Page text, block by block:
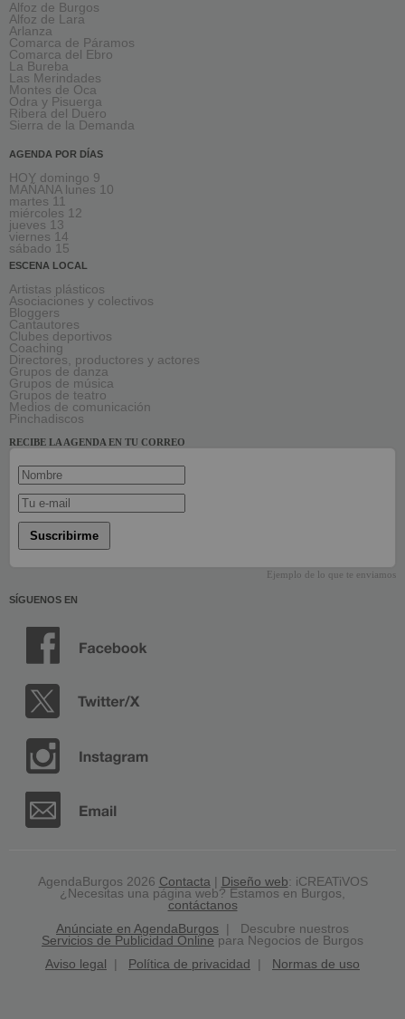
Alfoz de Burgos
Alfoz de Lara
Arlanza
Comarca de Páramos
Comarca del Ebro
La Bureba
Las Merindades
Montes de Oca
Odra y Pisuerga
Ribera del Duero
Sierra de la Demanda
AGENDA POR DÍAS
HOY domingo 9
MAÑANA lunes 10
martes 11
miércoles 12
jueves 13
viernes 14
sábado 15
ESCENA LOCAL
Artistas plásticos
Asociaciones y colectivos
Bloggers
Cantautores
Clubes deportivos
Coaching
Directores, productores y actores
Grupos de danza
Grupos de música
Grupos de teatro
Medios de comunicación
Pinchadiscos
RECIBE LA AGENDA EN TU CORREO
Suscribirme
Ejemplo de lo que te enviamos
SÍGUENOS EN
AgendaBurgos 2026 Contacta| Diseño web: iCREATiVOS
¿Necesitas una página web? Estamos en Burgos,
contáctanos
Anúnciate en AgendaBurgos | Descubre nuestros
Servicios de Publicidad Online para Negocios de Burgos
Aviso legal
Política de privacidad Normas de uso